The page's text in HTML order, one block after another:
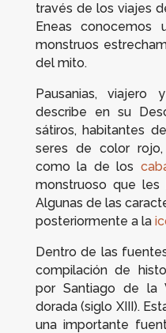
través de los viajes
Eneas conocemos
monstruos
del mito.
Pausanias,
describe en su
sátiros, habitantes
seres de color
como la de los
monstruoso que les
Algunas de las
posteriormente a la
Dentro de las
compilación de
por Santiago de la
dorada(siglo XIII).
una importante